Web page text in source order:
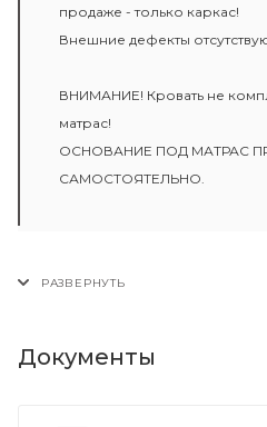
продаже - только каркас!
Внешние дефекты
ВНИМАНИЕ! Кровать не
матрас!
ОСНОВАНИЕ ПОД МАТРАС
САМОСТОЯТЕЛЬНО.
Документы